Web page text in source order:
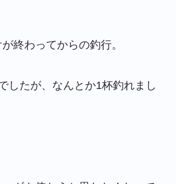
終わってからの釣行。
したが、なんとか1杯釣れまし